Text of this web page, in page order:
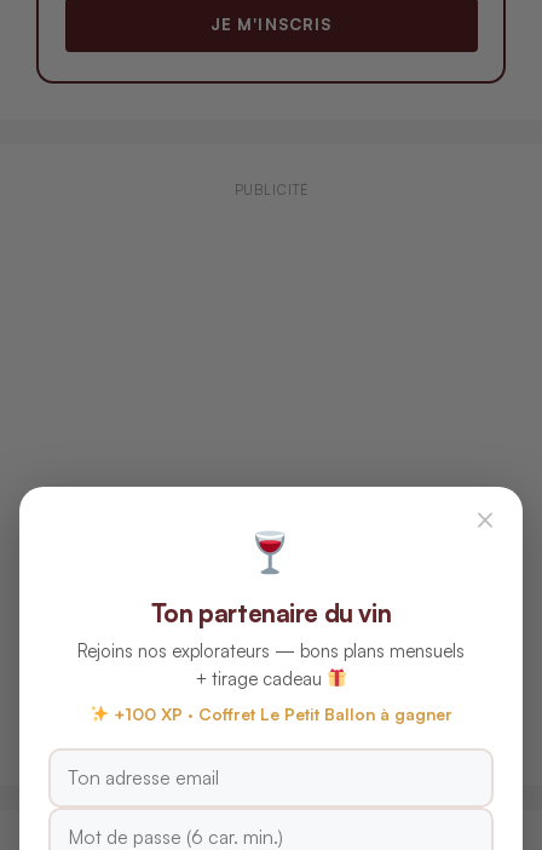
JE M'INSCRIS
PUBLICITÉ
×
Ton partenaire du vin
Rejoins nos explorateurs — bons plans mensuels
+ tirage cadeau
+100 XP · Coffret Le Petit Ballon à gagner